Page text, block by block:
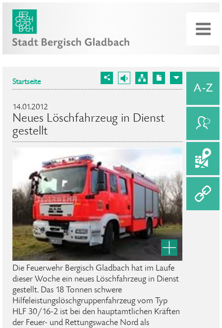
Startseite
14.01.2012
Neues Löschfahrzeug in Dienst
gestellt
Die Feuerwehr Bergisch Gladbach hat im Laufe
dieser Woche ein neues Löschfahrzeug in Dienst
gestellt. Das 18 Tonnen schwere
Hilfeleistungslöschgruppenfahrzeug vom Typ
HLF 30/16-2 ist bei den hauptamtlichen Kräften
der Feuer- und Rettungswache Nord als